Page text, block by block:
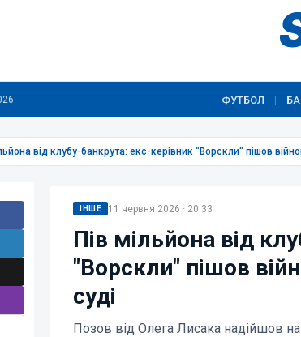
ФУТБОЛ
від клубу-банкрута: екс-керівник "Ворскли" пішов
ІНШЕ 11 червня 2026 · 20:33
Пів мільйона від
"Ворскли" пішов
суді
Позов від Олега Лисака надійшов